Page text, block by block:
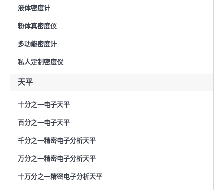
液体密度计
粉体真密度仪
多功能密度计
私人定制密度仪
天平
十分之一电子天平
百分之一电子天平
千分之一精密电子分析天平
万分之一精密电子分析天平
十万分之一精密电子分析天平